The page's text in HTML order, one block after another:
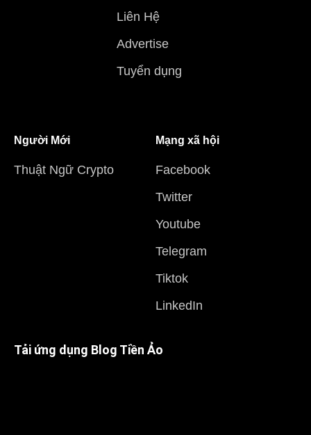
Liên Hệ
Advertise
Tuyển dụng
Người Mới
Thuật Ngữ Crypto
Mạng xã hội
Facebook
Twitter
Youtube
Telegram
Tiktok
LinkedIn
Tải ứng dụng Blog Tiền Ảo